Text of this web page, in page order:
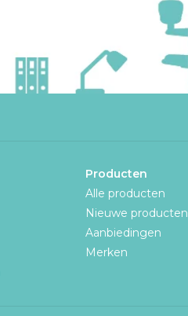
Producten
Alle producten
Nieuwe producten
Aanbiedingen
Merken